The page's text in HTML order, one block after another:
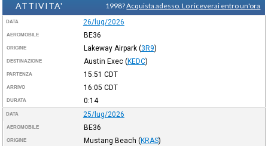
ATTIVITA'
1998?Acquista adesso. Lo riceverai entro un'ora
DATA 26/lug/2026
AEROMOBILE BE36
ORIGINE Lakeway Airpark (3R9)
DESTINAZIONE Austin Exec (KEDC)
PARTENZA 15:51 CDT
ARRIVO 16:05 CDT
DURATA 0:14
DATA 25/lug/2026
AEROMOBILE BE36
ORIGINE Mustang Beach (KRAS)